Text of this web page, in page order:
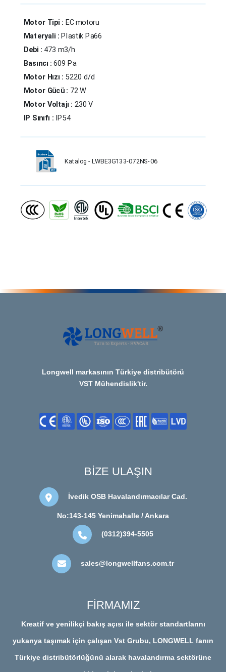
Motor Tipi : EC motoru
Materyali : Plastik Pa66
Debi : 473 m3/h
Basıncı :609 Pa
Motor Hızı : 5220 d/d
Motor Gücü : 72 W
Motor Voltajı : 230 V
IP Sınıfı : IP54
Katalog - LWBE3G133-072NS-06
Longwell markasının Türkiye distribütörü
VST Mühendislik'tir.
BİZE ULAŞIN
İvedik OSB Havalandırmacılar Cad.
No:143-145 Yenimahalle / Ankara
(0312)394-5505
sales@longwellfans.com.tr
FİRMAMIZ
Kreatif ve yenilikçi bakış açısı ile sektör standartlarını
yukarıya taşımak için çalışan Vst Grubu, LONGWELL fanın
Türkiye distribütörlüğünü alarak havalandırma sektörüne